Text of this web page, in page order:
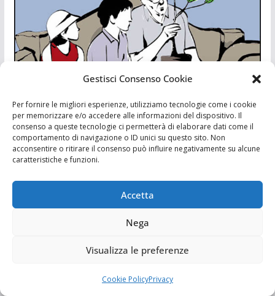
Gestisci Consenso Cookie
Per fornire le migliori esperienze, utilizziamo tecnologie come i cookie
per memorizzare e/o accedere alle informazioni del dispositivo. Il
consenso a queste tecnologie ci permetterà di elaborare dati come il
comportamento di navigazione o ID unici su questo sito. Non
acconsentire o ritirare il consenso può influire negativamente su alcune
caratteristiche e funzioni.
Accetta
Nega
Visualizza le preferenze
Cookie PolicyPrivacy